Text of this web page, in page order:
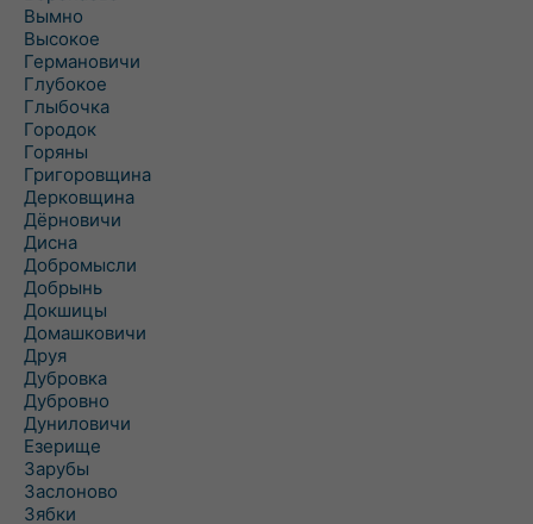
Вымно
Высокое
Германовичи
Глубокое
Глыбочка
Городок
Горяны
Григоровщина
Дерковщина
Дёрновичи
Дисна
Добромысли
Добрынь
Докшицы
Домашковичи
Друя
Дубровка
Дубровно
Дуниловичи
Езерище
Зарубы
Заслоново
Зябки